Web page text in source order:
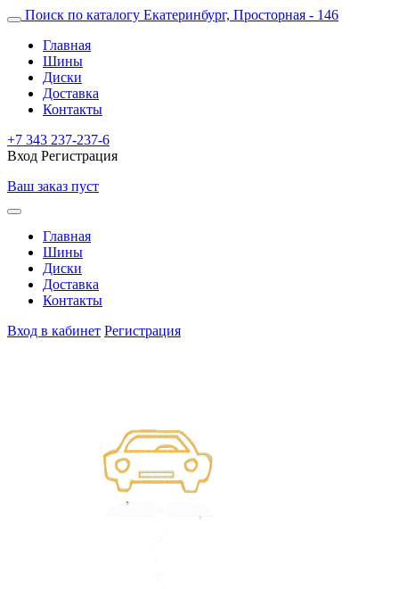
Поиск по каталогу Екатеринбург, Просторная - 146
Главная
Шины
Диски
Доставка
Контакты
+7 343 237-237-6
Вход Регистрация
Ваш заказ пуст
Главная
Шины
Диски
Доставка
Контакты
Вход в кабинет Регистрация